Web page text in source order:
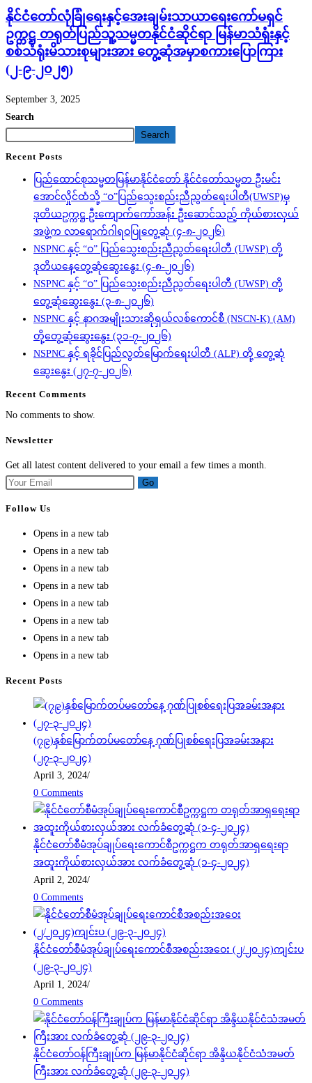
နိုင်ငံတော်လုံခြုံရေးနှင့်အေးချမ်းသာယာရေးကော်မရှင်
ဥက္ကဋ္ဌ တရုတ်ပြည်သူ့သမ္မတနိုင်ငံဆိုင်ရာ မြန်မာသံရုံးနှင့်
စစ်သံရုံးမိသားစုများအား တွေ့ဆုံအမှာစကားပြောကြား
(၂-၉-၂၀၂၅)
September 3, 2025
Search
Search
Recent Posts
ပြည်ထောင်စုသမ္မတမြန်မာနိုင်ငံတော် နိုင်ငံတော်သမ္မတ ဦးမင်း
အောင်လှိုင်ထံသို့ “ဝ”ပြည်သွေးစည်းညီညွတ်ရေးပါတီ(UWSP)မှ
ဒုတိယဥက္ကဋ္ဌ ဦးကျောက်ကော်အန်း ဦးဆောင်သည့် ကိုယ်စားလှယ်
အဖွဲ့က လာရောက်ဂါရဝပြုတွေ့ဆုံ (၄-၈-၂၀၂၆)
NSPNC နှင့် “ဝ” ပြည်သွေးစည်းညီညွတ်ရေးပါတီ (UWSP) တို့
ဒုတိယနေ့တွေ့ဆုံဆွေးနွေး (၄-၈-၂၀၂၆)
NSPNC နှင့် “ဝ” ပြည်သွေးစည်းညီညွတ်ရေးပါတီ (UWSP) တို့
တွေ့ဆုံဆွေးနွေး (၃-၈-၂၀၂၆)
NSPNC နှင့် နာဂအမျိုးသားဆိုရှယ်လစ်ကောင်စီ (NSCN-K) (AM)
တို့တွေ့ဆုံဆွေးနွေး (၃၁-၇-၂၀၂၆)
NSPNC နှင့် ရခိုင်ပြည်လွတ်မြောက်ရေးပါတီ (ALP) တို့ တွေ့ဆုံ
ဆွေးနွေး (၂၇-၇-၂၀၂၆)
Recent Comments
No comments to show.
Newsletter
Get all latest content delivered to your email a few times a month.
Go
Follow Us
Opens in a new tab
Opens in a new tab
Opens in a new tab
Opens in a new tab
Opens in a new tab
Opens in a new tab
Opens in a new tab
Opens in a new tab
Recent Posts
(၇၉)နှစ်မြောက်တပ်မတော်နေ့ ဂုဏ်ပြုစစ်ရေးပြအခမ်းအနား
(၂၇-၃-၂၀၂၄)
April 3, 2024/
0 Comments
နိုင်ငံတော်စီမံအုပ်ချုပ်ရေးကောင်စီဥက္ကဋ္ဌက တရုတ်အာရှရေးရာ
အထူးကိုယ်စားလှယ်အား လက်ခံတွေ့ဆုံ (၁-၄-၂၀၂၄)
April 2, 2024/
0 Comments
နိုင်ငံတော်စီမံအုပ်ချုပ်ရေးကောင်စီအစည်းအဝေး (၂/၂၀၂၄)ကျင်းပ
(၂၉-၃-၂၀၂၄)
April 1, 2024/
0 Comments
နိုင်ငံတော်ဝန်ကြီးချုပ်က မြန်မာနိုင်ငံဆိုင်ရာ အိန္ဒိယနိုင်ငံသံအမတ်
ကြီးအား လက်ခံတွေ့ဆုံ (၂၉-၃-၂၀၂၄)